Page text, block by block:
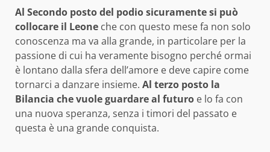
Al Secondo posto del podio sicuramente si può
collocare il Leone che con questo mese fa non solo
conoscenza ma va alla grande, in particolare per la
passione di cui ha veramente bisogno perché ormai
è lontano dalla sfera dell’amore e deve capire come
tornarci a danzare insieme. Al terzo posto la
Bilancia che vuole guardare al futuro e lo fa con
una nuova speranza, senza i timori del passato e
questa è una grande conquista.